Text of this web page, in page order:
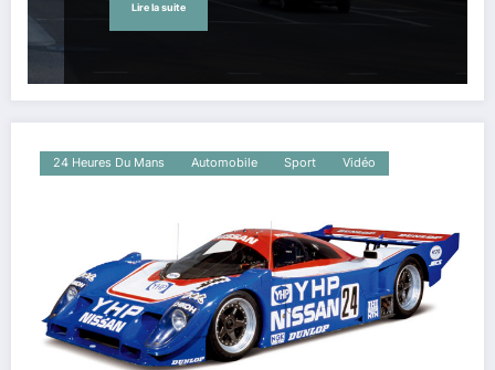
Lire la suite
24 Heures Du Mans Automobile Sport Vidéo